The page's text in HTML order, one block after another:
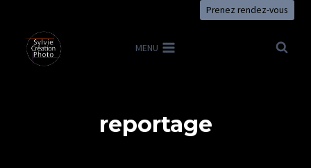
contenu
Prenez rendez-vous
MENU
reportage